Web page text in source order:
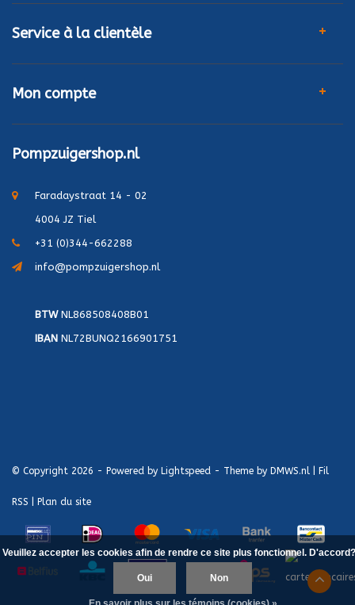
Service à la clientèle
Mon compte
Pompzuigershop.nl
Faradaystraat 14 - 02
4004 JZ Tiel
+31 (0)344-662288
info@pompzuigershop.nl
BTWNL868508408B01
IBAN NL72BUNQ2166901751
© Copyright 2026 - Powered by Lightspeed - Theme by DMWS.nl Fil
RSS Plan du site
Veuillez accepter les cookies afin de rendre ce site plus fonctionnel. D'accord?
Oui Non